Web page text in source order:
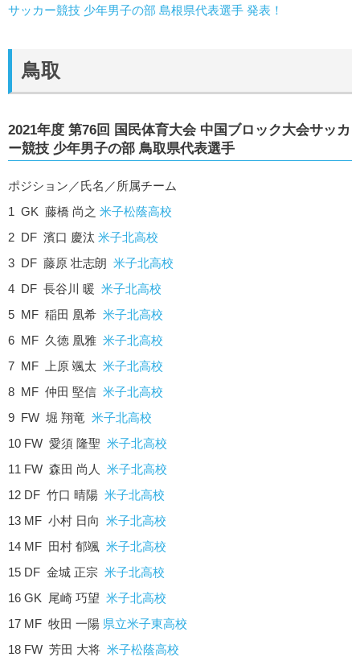
サッカー競技 少年男子の部 島根県代表選手 発表！
鳥取
2021年度 第76回 国民体育大会 中国ブロック大会サッカ
ー競技 少年男子の部 鳥取県代表選手
ポジション／氏名／所属チーム
1 GK 藤橋 尚之 米子松蔭高校
2 DF 濱口 慶汰 米子北高校
3 DF 藤原 壮志朗 米子北高校
4 DF 長谷川 暖 米子北高校
5 MF 稲田 凰希 米子北高校
6 MF 久徳 凰雅 米子北高校
7 MF 上原 颯太 米子北高校
8 MF 仲田 堅信 米子北高校
9 FW 堀 翔竜 米子北高校
10 FW 愛須 隆聖 米子北高校
11 FW 森田 尚人 米子北高校
12 DF 竹口 晴陽 米子北高校
13 MF 小村 日向 米子北高校
14 MF 田村 郁颯 米子北高校
15 DF 金城 正宗 米子北高校
16 GK 尾崎 巧望 米子北高校
17 MF 牧田 一陽 県立米子東高校
18 FW 芳田 大将 米子松蔭高校